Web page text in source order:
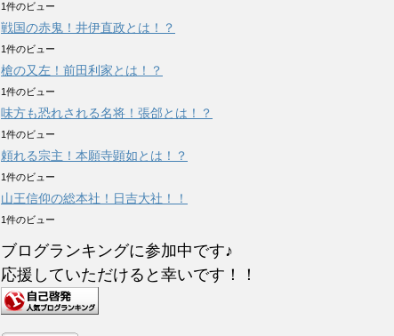
1件のビュー
戦国の赤鬼！井伊直政とは！？
1件のビュー
槍の又左！前田利家とは！？
1件のビュー
味方も恐れされる名将！張郃とは！？
1件のビュー
頼れる宗主！本願寺顕如とは！？
1件のビュー
山王信仰の総本社！日吉大社！！
1件のビュー
ブログランキングに参加中です♪
応援していただけると幸いです！！